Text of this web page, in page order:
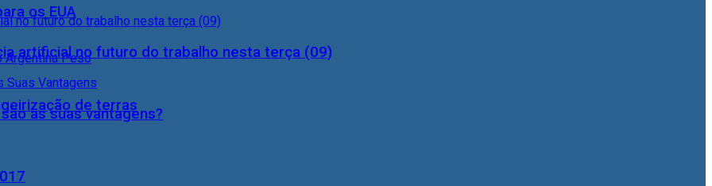
os EUA
de terras
artificial no futuro do trabalho nesta terça (09)
as suas vantagens?